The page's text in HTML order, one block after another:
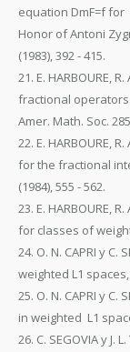
equation DmF=f for
Honor of Antoni
(1983), 392 - 415.
21. E. HARBOURE,
fractional
Amer. Math. Soc.
22. E. HARBOURE,
for the fractional
(1984), 555 - 562.
23. E. HARBOURE,
for classes of
24. O. N. CAPRI y
weighted L1 spaces,
25. O. N. CAPRI y
in weighted L1
26. C. SEGOVIA y J.